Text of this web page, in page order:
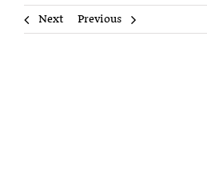
Previous
Next